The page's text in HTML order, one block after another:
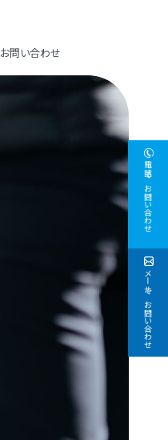
お問い合わせ
電話でお問い合わせ
メールでお問い合わせ